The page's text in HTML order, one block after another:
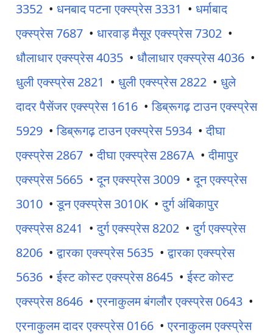
3352 • धनबाद पटना एक्स्प्रेस 3331 • धर्माबाद
एक्स्प्रेस 7687 • धारवाड़ मैसूर एक्स्प्रेस 7302 •
धौलाधार एक्स्प्रेस 4035 • धौलाधार एक्स्प्रेस 4036 •
धुली एक्स्प्रेस 2821 • धुली एक्स्प्रेस 2822 • धुले
दादर पैसेंजर एक्स्प्रेस 1616 •डिब्रूगढ़ टाउन एक्स्प्रेस
5929 •डिब्रूगढ़ टाउन एक्स्प्रेस 5934 •दीघा
एक्स्प्रेस 2867 •दीघा एक्स्प्रेस 2867A •दीमापुर
एक्स्प्रेस 5665 •दून एक्स्प्रेस 3009 •दून एक्स्प्रेस
3010 •डून एक्स्प्रेस 3010K •दुर्ग अंबिकापुर
एक्स्प्रेस 8241 •दुर्ग एक्स्प्रेस 8202 •दुर्ग एक्स्प्रेस
8206 •द्वारका एक्स्प्रेस 5635 •द्वारका एक्स्प्रेस
5636 •ईस्ट कोस्ट एक्स्प्रेस 8645 •ईस्ट कोस्ट
एक्स्प्रेस 8646 •एरनाकुलम बंगलौर एक्स्प्रेस 0643 •
एरनाकुलम दादर एक्स्प्रेस 0166 •एरनाकुलम एक्स्प्रेस